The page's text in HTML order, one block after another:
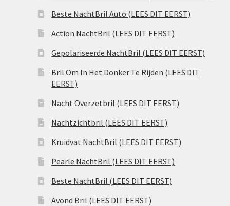
Beste NachtBril Auto (LEES DIT EERST)
Action NachtBril (LEES DIT EERST)
Gepolariseerde NachtBril (LEES DIT EERST)
Bril Om In Het Donker Te Rijden (LEES DIT
EERST)
Nacht Overzetbril (LEES DIT EERST)
Nachtzichtbril (LEES DIT EERST)
Kruidvat NachtBril (LEES DIT EERST)
Pearle NachtBril (LEES DIT EERST)
Beste NachtBril (LEES DIT EERST)
Avond Bril (LEES DIT EERST)